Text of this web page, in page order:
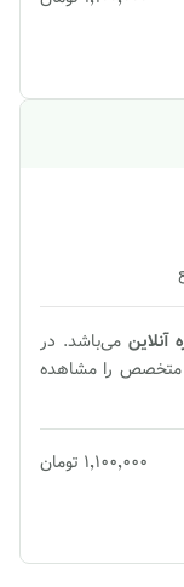
آنلاین می‌باشد. در
متخصص را مشاهده
۱٬۱۰۰٬۰۰۰ تومان